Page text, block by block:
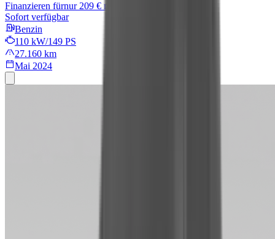
Finanzieren fürnur 209 € mtl.
Sofort verfügbar
Benzin
110 kW/149 PS
27.160 km
Mai 2024